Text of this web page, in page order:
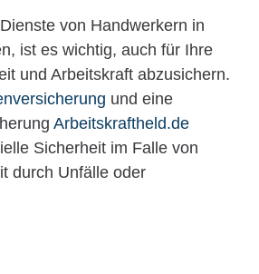
von Handwerkern in
ist es wichtig, auch für Ihre
und Arbeitskraft abzusichern.
und eine
Arbeitskraftheld.de
Sicherheit im Falle von
durch Unfälle oder